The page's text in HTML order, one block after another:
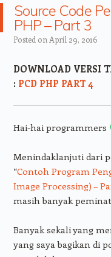
Source Code
PHP – Part 3
Posted on April 29, 2016
DOWNLOAD VERSI
: PCD PHP PART 4
Hai-hai programmers
Menindaklanjuti dari
“Contoh Program
Image Processing) –
masih banyak
Banyak sekali yang
yang saya bagikan di